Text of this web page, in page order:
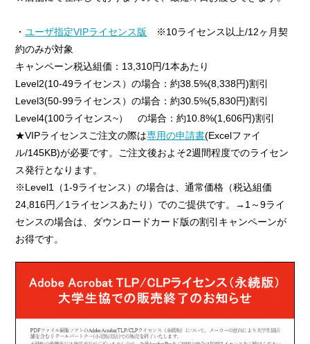
・ユーザ指定VIPライセンス版
※10ライセンス以上/12ヶ月契
約のみが対象
キャンペーン税込組価：13,310円/1本あたり
Level2(10-49ライセンス）の場合：約38.5%(8,338円)割引
Level3(50-99ライセンス）の場合：約30.5%(5,830円)割引
Level4(100ライセンス~） の場合：約10.8%(1,606円)割引
★VIPライセンスご注文の際は専用の申請書(Excelファイ
ル/145KB)が必要です。ご注文後およそ2週間程度でのライセン
ス発行となります。
※Level1（1-9ライセンス）の場合は、通常価格（税込組価
24,816円／1ライセンスあたり）でのご提供です。→1～9ライ
センスの場合は、ダウンロードカード版の割引キャンペーンが
お得です。